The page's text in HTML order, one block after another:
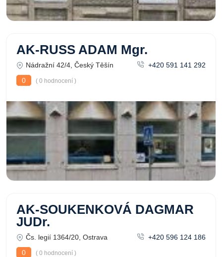
AK-RUSS ADAM Mgr.
Nádražní 42/4, Český Těšín
+420 591 141 292
0
( 0 hodnocení )
AK-SOUKENKOVÁ DAGMAR
JUDr.
Čs. legií 1364/20, Ostrava
+420 596 124 186
0
( 0 hodnocení )